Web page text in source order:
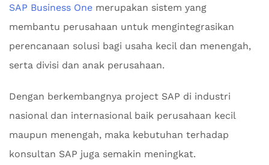
SAP Business One merupakan sistem yang
membantu perusahaan untuk mengintegrasikan
perencanaan solusi bagi usaha kecil dan menengah,
serta divisi dan anak perusahaan.
Dengan berkembangnya project SAP di industri
nasional dan internasional baik perusahaan kecil
maupun menengah, maka kebutuhan terhadap
konsultan SAP juga semakin meningkat.